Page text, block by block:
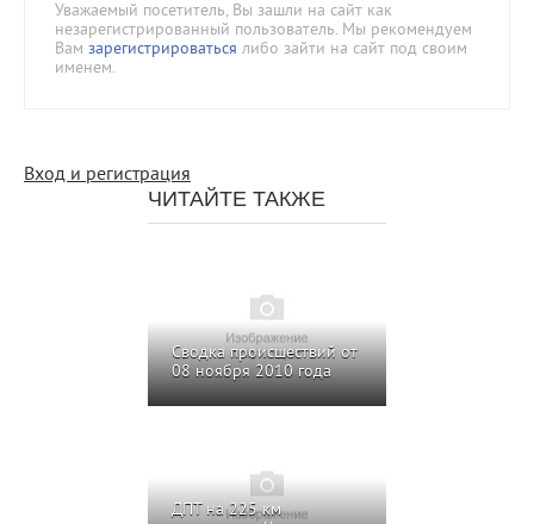
Уважаемый посетитель, Вы зашли на сайт как
незарегистрированный пользователь. Мы рекомендуем
Вам зарегистрироваться либо зайти на сайт под своим
именем.
Вход и регистрация
ЧИТАЙТЕ ТАКЖЕ
Сводка происшествий от
08 ноября 2010 года
ДПТ на 225 км